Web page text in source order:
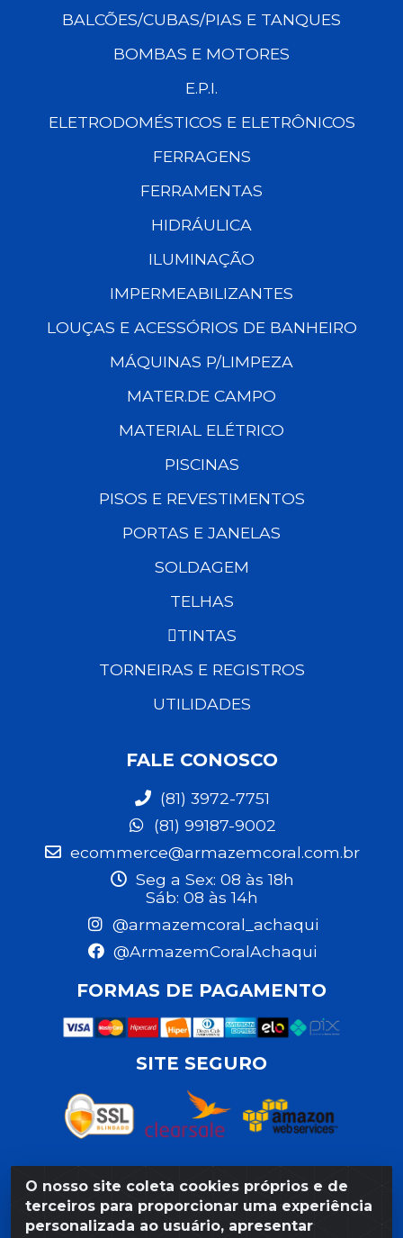
O nosso site coleta cookies próprios e de
terceiros para proporcionar uma experiência
personalizada ao usuário, apresentar
BALCÕES/CUBAS/PIAS E TANQUES
BOMBAS E MOTORES
E.P.I.
ELETRODOMÉSTICOS E ELETRÔNICOS
FERRAGENS
FERRAMENTAS
HIDRÁULICA
ILUMINAÇÃO
IMPERMEABILIZANTES
LOUÇAS E ACESSÓRIOS DE BANHEIRO
MÁQUINAS P/LIMPEZA
MATER.DE CAMPO
MATERIAL ELÉTRICO
PISCINAS
PISOS E REVESTIMENTOS
PORTAS E JANELAS
SOLDAGEM
TELHAS
TINTAS
TORNEIRAS E REGISTROS
UTILIDADES
FALE CONOSCO
(81) 3972-7751
(81) 99187-9002
ecommerce@armazemcoral.com.br
Seg a Sex: 08 às 18h
Sáb: 08 às 14h
@armazemcoral_achaqui
@ArmazemCoralAchaqui
FORMAS DE PAGAMENTO
SITE SEGURO
Razão Social: Armazém Coral LTDA - Rua da Praia, 103 -
São José - Recife/PE - CEP 50020-550 - CNPJ